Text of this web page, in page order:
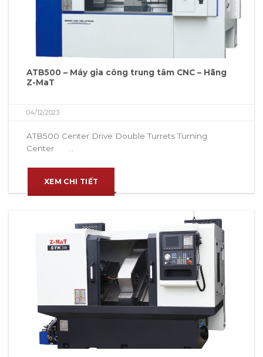
ATB500 – Máy gia công trung tâm CNC – Hãng
Z-MaT
04/12/2023
ATB500 Center Drive Double Turrets Turning
Center ...
XEM CHI TIẾT